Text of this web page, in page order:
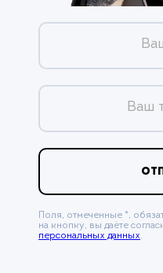
Ваш
Поля, отмеченные *,
на кнопку, вы даёте
персональных данных.